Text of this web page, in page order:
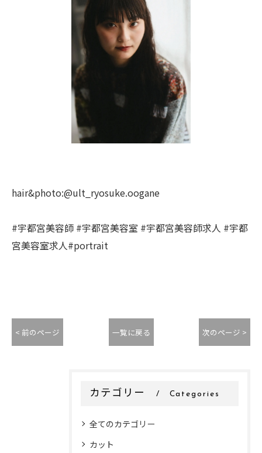
hair&photo:@ult_ryosuke.oogane
#宇都宮美容師 #宇都宮美容室 #宇都宮美容師求人 #宇都
宮美容室求人#portrait
< 前のページ 一覧に戻る 次のページ >
カテゴリー Categories
全てのカテゴリー
カット